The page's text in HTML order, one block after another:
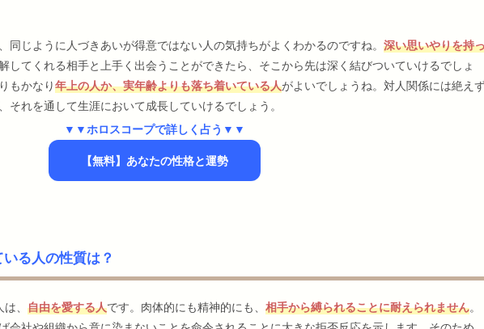
同じように人づきあいが得意ではない人の気持ちがよくわかるのですね。 深い思いやりを持
してくれる相手と上手く出会うことができたら、そこから先は深く結びついていけるでしょ
もかなり年上の人か、実年齢よりも落ち着いている人がよいでしょうね。対人関係には絶え
れを通して生涯において成長していけるでしょう。
▼▼ホロスコープで詳しく占う▼▼
【無料】あなたの性格と運勢
る人の性質は？
、 自由を愛する人です。肉体的にも精神的にも、 相手から縛られることに耐えられません。